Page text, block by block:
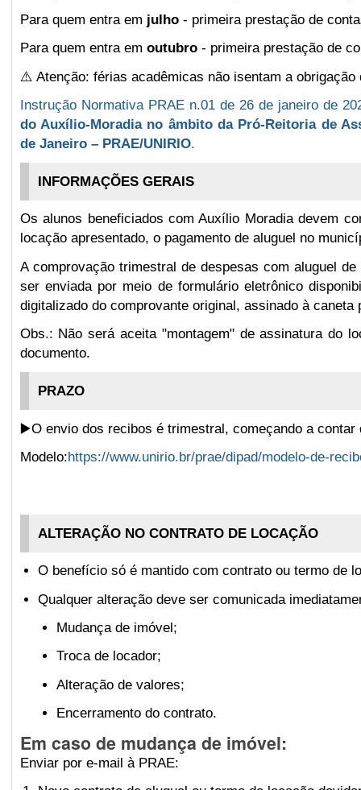
Para quem entra em julho- primeira prestação de
Para quem entra em outubro- primeira prestação de
⚠️ Atenção: férias acadêmicas não isentam a obrigação
Instrução Normativa PRAE n.01 de 26 de janeiro de
do Auxílio-Moradia no âmbito da Pró-Reitoria de
de Janeiro – PRAE/UNIRIO.
INFORMAÇÕES GERAIS
Os alunos beneficiados com Auxílio Moradia devem
locação apresentado, o pagamento de aluguel no
A comprovação trimestral de despesas com aluguel
ser enviada por meio de formulário eletrônico
digitalizado do comprovante original, assinado à caneta
Obs.: Não será aceita "montagem" de assinatura do
documento.
PRAZO
▶️O envio dos recibos é trimestral, começando a contar
Modelo:https://www.unirio.br/prae/dipad/modelo-de-
ALTERAÇÃO NO CONTRATO DE LOCAÇÃO
O benefício só é mantido comcontrato ou termo de
Qualquer alteração deve ser comunicada
Mudança de imóvel;
Troca de locador;
Alteração de valores;
Encerramento do contrato.
Em caso de mudança de imóvel:
Enviar por e-mail à PRAE: